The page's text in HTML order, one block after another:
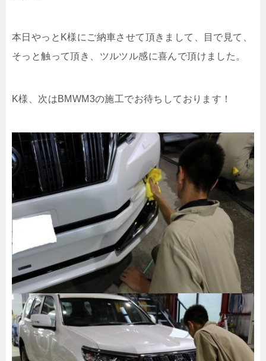
本日やっとK様にご納車させて頂きまして、目で見て、
そっと触って頂き、ツルツル感に喜んで頂けました。
K様、次はBMWM3の施工でお待ちしております！